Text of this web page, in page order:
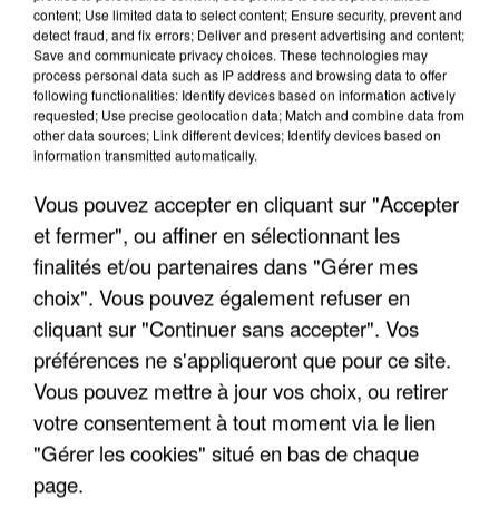
6 août 2026
Une touriste de l’Oise emportée par une coulée de
boue en Haute-Savoie
Son corps a été retrouvé à cinq kilomètres de là.
content; Use limited data to select content; Ensure security, prevent and
detect fraud, and fix errors; Deliver and present advertising and content;
Save and communicate privacy choices. These technologies may
process personal data such as IP address and browsing data to offer
following functionalities: Identify devices based on information actively
requested; Use precise geolocation data; Match and combine data from
other data sources; Link different devices; Identify devices based on
information transmitted automatically.
Vous pouvez accepter en cliquant sur "Accepter
et fermer", ou affiner en sélectionnant les
finalités et/ou partenaires dans "Gérer mes
choix". Vous pouvez également refuser en
cliquant sur "Continuer sans accepter". Vos
préférences ne s'appliqueront que pour ce site.
Vous pouvez mettre à jour vos choix, ou retirer
votre consentement à tout moment via le lien
"Gérer les cookies" situé en bas de chaque
page.